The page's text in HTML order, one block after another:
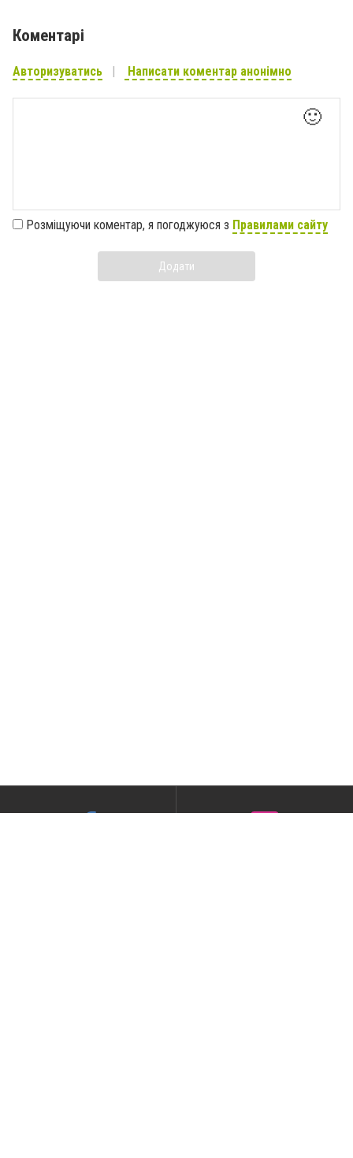
Коментарі
Авторизуватись Написати коментар анонімно
🙂
Розміщуючи коментар, я погоджуюся з Правилами сайту
Додати